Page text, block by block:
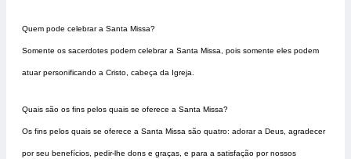
Quem pode celebrar a Santa Missa?
Somente os sacerdotes podem celebrar a Santa Missa, pois somente eles podem
atuar personificando a Cristo, cabeça da Igreja.
Quais são os fins pelos quais se oferece a Santa Missa?
Os fins pelos quais se oferece a Santa Missa são quatro: adorar a Deus, agradecer
por seu benefícios, pedir-lhe dons e graças, e para a satisfação por nossos